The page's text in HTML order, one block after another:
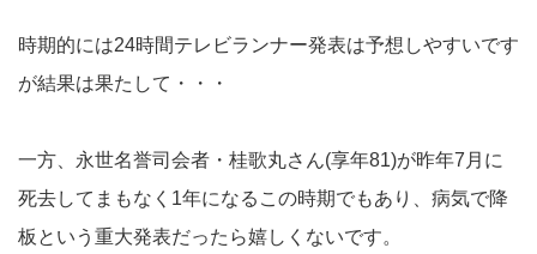
時期的には24時間テレビランナー発表は予想しやすいです
が結果は果たして・・・
一方、永世名誉司会者・桂歌丸さん(享年81)が昨年7月に
死去してまもなく1年になるこの時期でもあり、病気で降
板という重大発表だったら嬉しくないです。